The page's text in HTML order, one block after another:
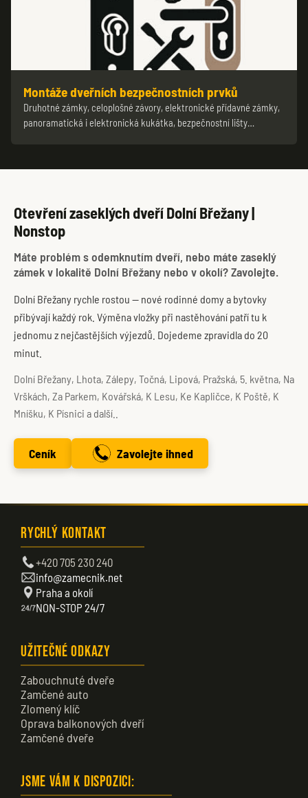
Montáže dveřních bezpečnostních prvků
Druhotné zámky, celoplošné závory, elektronické přídavné zámky,
panoramatická i elektronická kukátka, bezpečnostní lišty…
Otevření zaseklých dveří Dolní Břežany |
Nonstop
Máte problém s odemknutím dveří, nebo máte zaseklý
zámek v lokalitě Dolní Břežany nebo v okolí? Zavolejte.
Dolní Břežany rychle rostou — nové rodinné domy a bytovky
přibývají každý rok. Výměna vložky při nastěhování patří tu k
jednomu z nejčastějších výjezdů. Dojedeme zpravidla do 20
minut.
Dolní Břežany, Lhota, Zálepy, Točná, Lipová, Pražská, 5. května, Na
Vrškách, Za Parkem, Kovářská, K Lesu, Ke Kapličce, K Poště, K
Mníšku, K Písnici a další..
Ceník Zavolejte ihned
Rychlý kontakt
+420 705 230 240
info@zamecnik.net
Praha a okolí
NON-STOP 24/7
Užitečné odkazy
Zabouchnuté dveře
Zamčené auto
Zlomený klíč
Oprava balkonových dveří
Zamčené dveře
Jsme vám k dispozici: